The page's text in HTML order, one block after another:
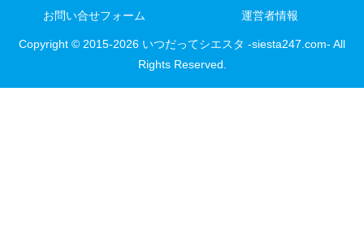
お問い合せフォーム 運営者情報
Copyright © 2015-2026 いつだってシエスタ -siesta247.com- All
Rights Reserved.